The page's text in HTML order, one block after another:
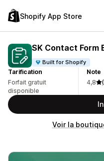
Shopify App Store
SK Contact Form
Built for Shopify
Tarification
Forfait gratuit
disponible
Note
4,8
Voir la